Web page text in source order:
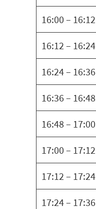
16:00 – 16:12
16:12 – 16:24
16:24 – 16:36
16:36 – 16:48
16:48 – 17:00
17:00 – 17:12
17:12 – 17:24
17:24 – 17:36